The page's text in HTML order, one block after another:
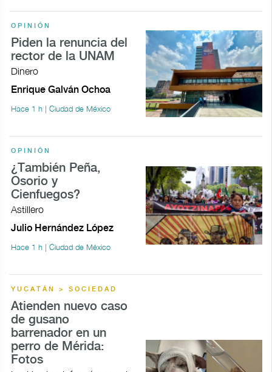
OPINIÓN
Piden la renuncia del
rector de la UNAM
Dinero
Enrique Galván Ochoa
Hace 1 h | Ciudad de México
OPINIÓN
¿También Peña,
Osorio y
Cienfuegos?
Astillero
Julio Hernández López
Hace 1 h | Ciudad de México
YUCATÁN > SOCIEDAD
Atienden nuevo caso
de gusano
barrenador en un
perro de Mérida:
Fotos